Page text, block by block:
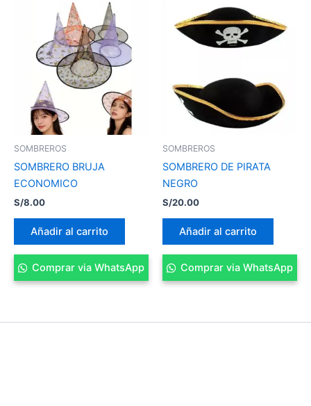
SOMBREROS
SOMBRERO BRUJA
ECONOMICO
S/8.00
Añadir al carrito
Comprar via WhatsApp
SOMBREROS
SOMBRERO DE PIRATA
NEGRO
S/20.00
Añadir al carrito
Comprar via WhatsApp